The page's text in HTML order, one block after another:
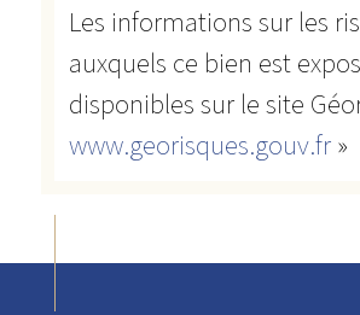
Les informations sur les
auxquels ce bien est
disponibles sur le site
www.georisques.gouv.fr»